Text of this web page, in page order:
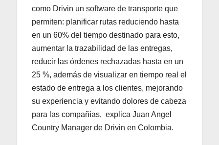
como Drivin un software de transporte que
permiten: planificar rutas reduciendo hasta
en un 60% del tiempo destinado para esto,
aumentar la trazabilidad de las entregas,
reducir las órdenes rechazadas hasta en un
25 %, además de visualizar en tiempo real el
estado de entrega a los clientes, mejorando
su experiencia y evitando dolores de cabeza
para las compañías, explica Juan Angel
Country Manager de Drivin en Colombia.